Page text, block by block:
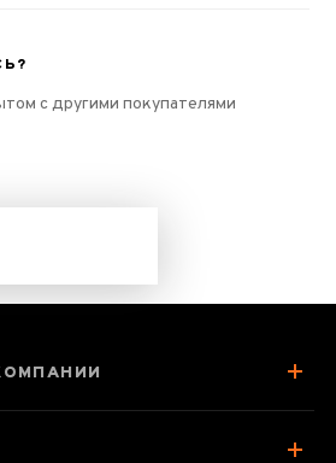
с другими покупателями